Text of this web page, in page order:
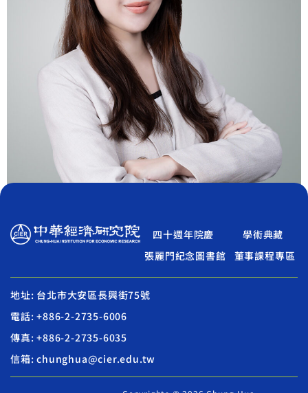
四十週年院慶
學術典藏
張麗門紀念圖書館
董事課程專區
地址: 台北市大安區長興街75號
電話: +886-2-2735-6006
傳真: +886-2-2735-6035
信箱: chunghua@cier.edu.tw